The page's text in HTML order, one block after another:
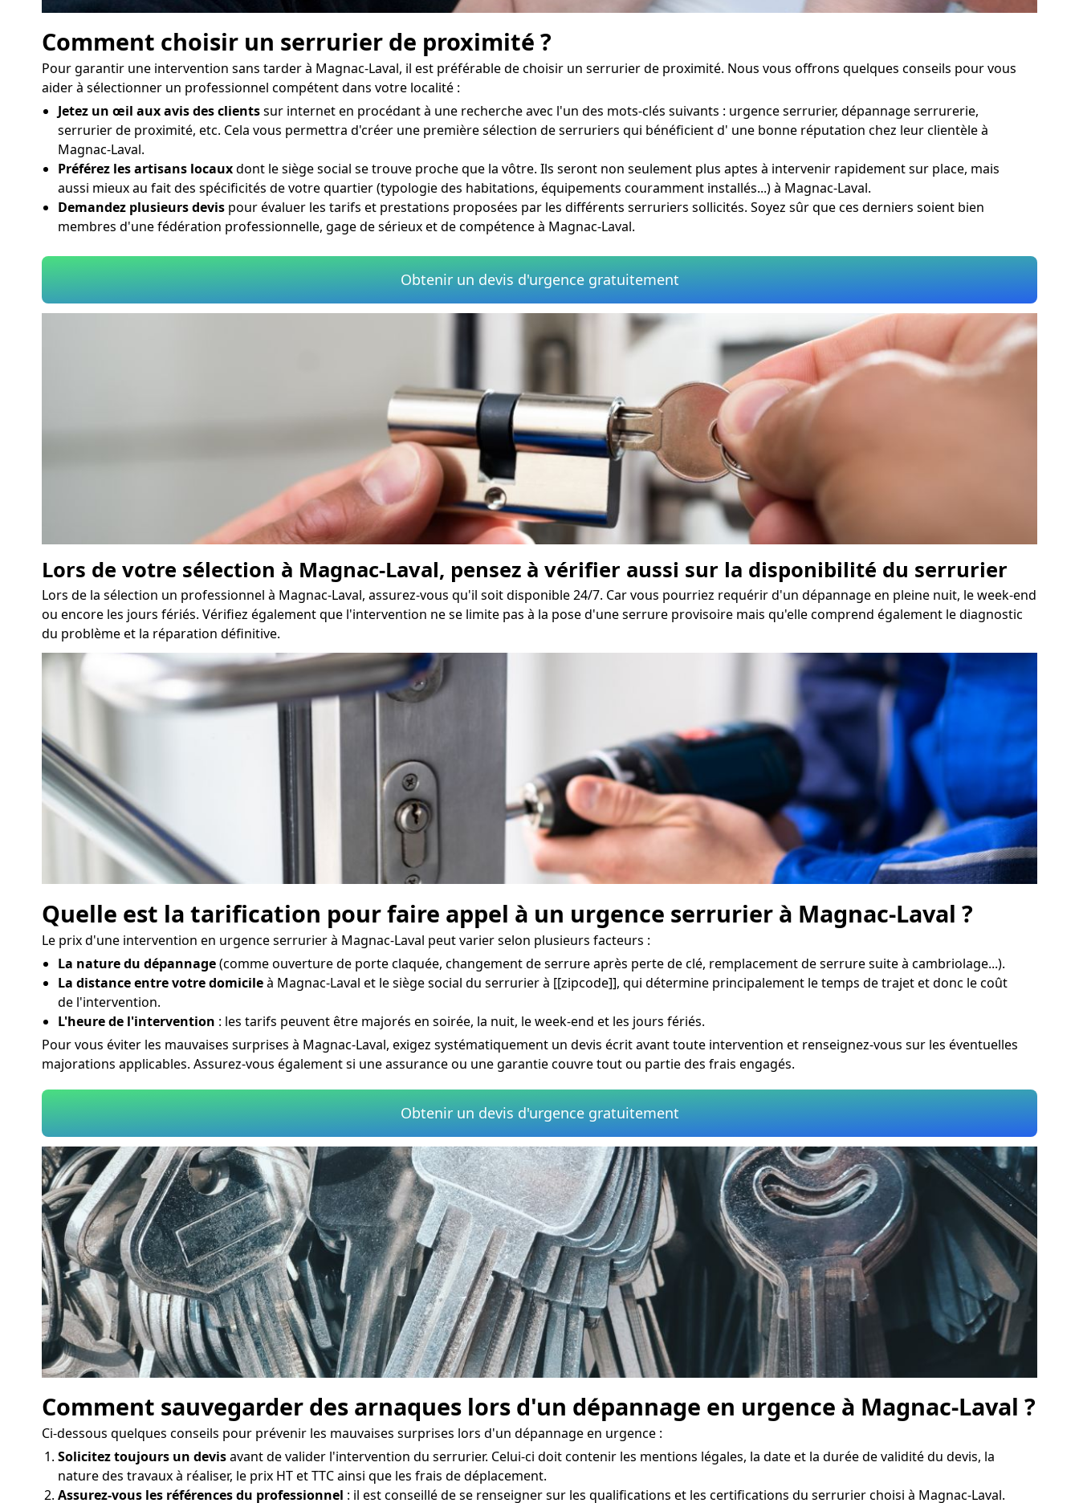
Comment choisir un serrurier de proximité ?
Pour garantir une intervention sans tarder à Magnac-Laval, il est préférable de choisir un serrurier de proximité. Nous vous offrons quelques conseils pour vous
aider à sélectionner un professionnel compétent dans votre localité :
Jetez un œil aux avis des clientssur internet en procédant à une recherche avec l'un des mots-clés suivants : urgence serrurier, dépannage serrurerie,
serrurier de proximité, etc. Cela vous permettra d'créer une première sélection de serruriers qui bénéficient d' une bonne réputation chez leur clientèle à
Magnac-Laval.
Préférez les artisans locauxdont le siège social se trouve proche que la vôtre. Ils seront non seulement plus aptes à intervenir rapidement sur place, mais
aussi mieux au fait des spécificités de votre quartier (typologie des habitations, équipements couramment installés...) à Magnac-Laval.
Demandez plusieurs devis pour évaluer les tarifs et prestations proposées par les différents serruriers sollicités. Soyez sûr que ces derniers soient bien
membres d'une fédération professionnelle, gage de sérieux et de compétence à Magnac-Laval.
Obtenir un devis d'urgence gratuitement
Lors de votre sélection à Magnac-Laval, pensez à vérifier aussi sur la disponibilité du serrurier
Lors de la sélection un professionnel à Magnac-Laval, assurez-vous qu'il soit disponible 24/7. Car vous pourriez requérir d'un dépannage en pleine nuit, le week-end
ou encore les jours fériés. Vérifiez également que l'intervention ne se limite pas à la pose d'une serrure provisoire mais qu'elle comprend également le diagnostic
du problème et la réparation définitive.
Quelle est la tarification pour faire appel à un urgence serrurier à Magnac-Laval ?
Le prix d'une intervention en urgence serrurier à Magnac-Laval peut varier selon plusieurs facteurs :
La nature du dépannage(comme ouverture de porte claquée, changement de serrure après perte de clé, remplacement de serrure suite à cambriolage...).
La distance entre votre domicileà Magnac-Laval et le siège social du serrurier à [[zipcode]], qui détermine principalement le temps de trajet et donc le coût
de l'intervention.
L'heure de l'intervention : les tarifs peuvent être majorés en soirée, la nuit, le week-end et les jours fériés.
Pour vous éviter les mauvaises surprises à Magnac-Laval, exigez systématiquement un devis écrit avant toute intervention et renseignez-vous sur les éventuelles
majorations applicables. Assurez-vous également si une assurance ou une garantie couvre tout ou partie des frais engagés.
Obtenir un devis d'urgence gratuitement
Comment sauvegarder des arnaques lors d'un dépannage en urgence à Magnac-Laval ?
Ci-dessous quelques conseils pour prévenir les mauvaises surprises lors d'un dépannage en urgence :
Solicitez toujours un devisavant de valider l'intervention du serrurier. Celui-ci doit contenir les mentions légales, la date et la durée de validité du devis, la
nature des travaux à réaliser, le prix HT et TTC ainsi que les frais de déplacement.
Assurez-vous les références du professionnel : il est conseillé de se renseigner sur les qualifications et les certifications du serrurier choisi à Magnac-Laval.